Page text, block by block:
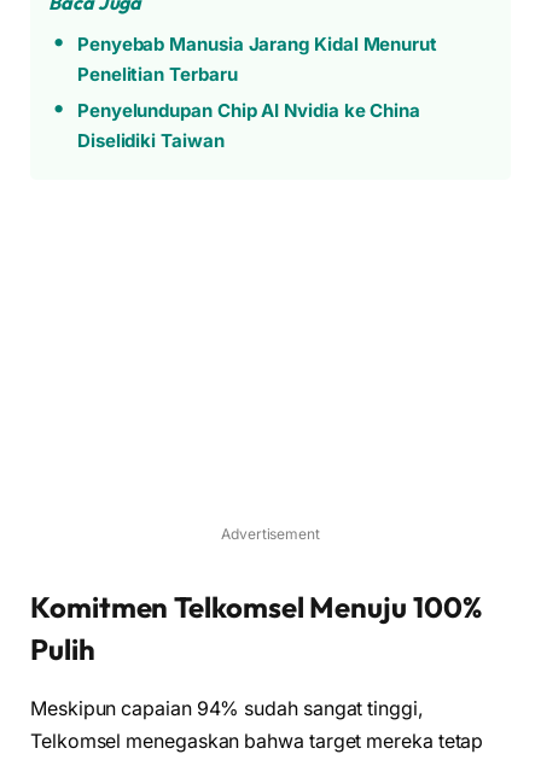
Penyebab Manusia Jarang Kidal Menurut
Penelitian Terbaru
Penyelundupan Chip AI Nvidia ke China
Diselidiki Taiwan
Advertisement
Komitmen Telkomsel Menuju 100%
Pulih
Meskipun capaian 94% sudah sangat tinggi,
Telkomsel menegaskan bahwa target mereka tetap